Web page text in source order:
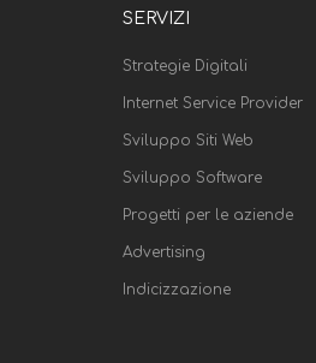
SERVIZI
Strategie Digitali
Internet Service Provider
Sviluppo Siti Web
Sviluppo Software
Progetti per le aziende
Advertising
Indicizzazione